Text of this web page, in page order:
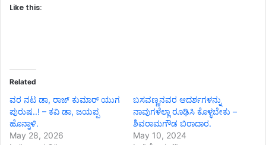
Like this:
Related
ವರ ನಟ ಡಾ, ರಾಜ್‌ ಕುಮಾರ್ ಯುಗ
ಪುರುಷ..! – ಕವಿ ಡಾ, ಜಯಪ್ಪ
ಹೊನ್ನಾಳಿ.
May 28, 2026
ಬಸವಣ್ಣನವರ ಆದರ್ಶಗಳನ್ನು
ನಾವುಗಳೆಲ್ಲಾ ರೂಢಿಸಿ ಕೊಳ್ಳಬೇಕು –
ಶಿವರಾಮಗೌಡ ಬಿರಾದಾರ.
May 10, 2024